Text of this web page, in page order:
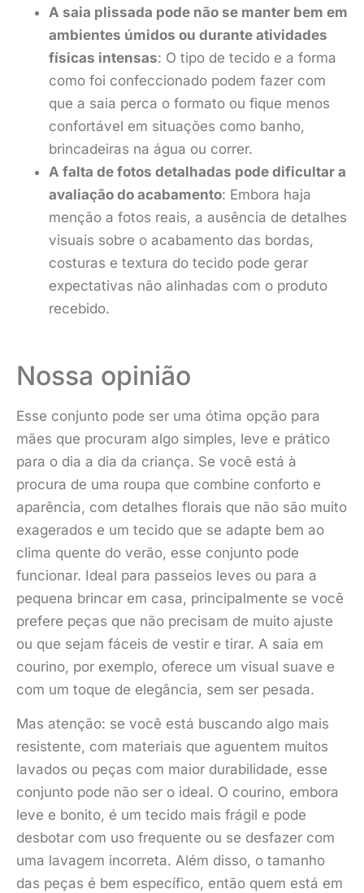
A saia plissada pode não se manter bem em
ambientes úmidos ou durante atividades
físicas intensas: O tipo de tecido e a forma
como foi confeccionado podem fazer com
que a saia perca o formato ou fique menos
confortável em situações como banho,
brincadeiras na água ou correr.
A falta de fotos detalhadas pode dificultar a
avaliação do acabamento: Embora haja
menção a fotos reais, a ausência de detalhes
visuais sobre o acabamento das bordas,
costuras e textura do tecido pode gerar
expectativas não alinhadas com o produto
recebido.
Nossa opinião
Esse conjunto pode ser uma ótima opção para
mães que procuram algo simples, leve e prático
para o dia a dia da criança. Se você está à
procura de uma roupa que combine conforto e
aparência, com detalhes florais que não são muito
exagerados e um tecido que se adapte bem ao
clima quente do verão, esse conjunto pode
funcionar. Ideal para passeios leves ou para a
pequena brincar em casa, principalmente se você
prefere peças que não precisam de muito ajuste
ou que sejam fáceis de vestir e tirar. A saia em
courino, por exemplo, oferece um visual suave e
com um toque de elegância, sem ser pesada.
Mas atenção: se você está buscando algo mais
resistente, com materiais que aguentem muitos
lavados ou peças com maior durabilidade, esse
conjunto pode não ser o ideal. O courino, embora
leve e bonito, é um tecido mais frágil e pode
desbotar com uso frequente ou se desfazer com
uma lavagem incorreta. Além disso, o tamanho
das peças é bem específico, então quem está em